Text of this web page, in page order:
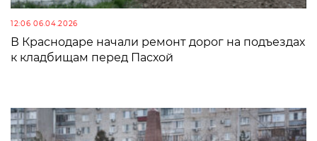
12:06 06.04.2026
В Краснодаре начали ремонт дорог на подъездах
к кладбищам перед Пасхой